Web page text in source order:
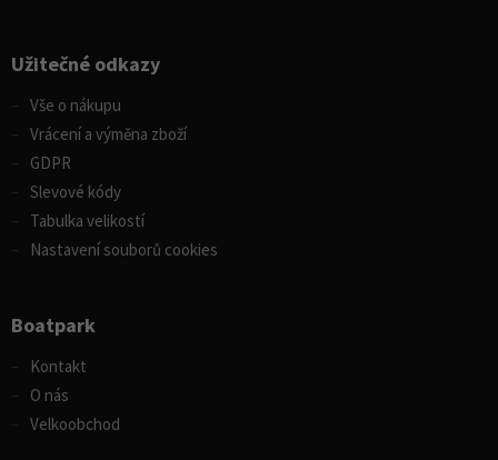
Užitečné odkazy
Vše o nákupu
Vrácení a výměna zboží
GDPR
Slevové kódy
Tabulka velikostí
Nastavení souborů cookies
Boatpark
Kontakt
O nás
Velkoobchod